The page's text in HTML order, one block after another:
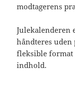
modtagerens
Julekalenderen
håndteres uden
fleksible format
indhold.